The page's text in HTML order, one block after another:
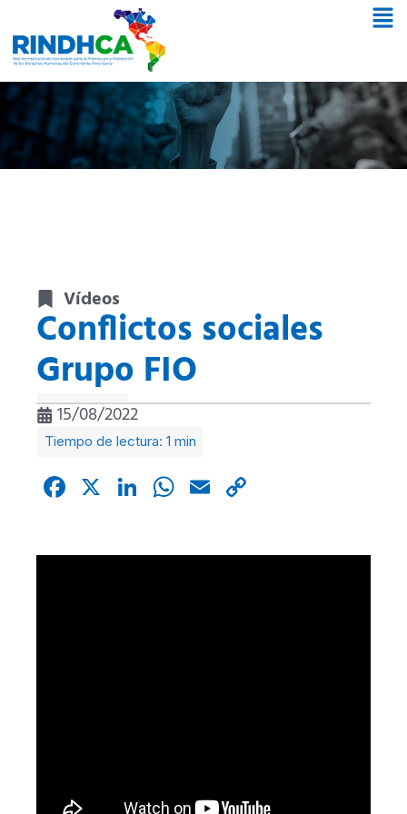
Vídeos
Conflictos sociales
Grupo FIO
15/08/2022
Facebook
X LinkedIn
WhatsApp
Email